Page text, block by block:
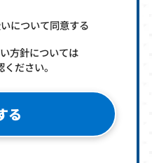
について同意する
方針については
ださい。